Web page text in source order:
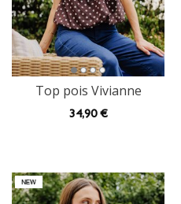
Top pois Vivianne
34,90 €